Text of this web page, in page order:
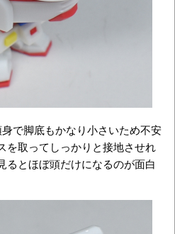
で脚底もかなり小さいため不安
を取ってしっかりと接地させれ
るとほぼ頭だけになるのが面白